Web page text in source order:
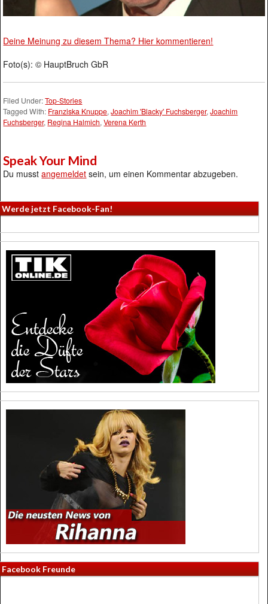
Deine Meinung zu diesem Thema? Hier kommentieren!
Foto(s): © HauptBruch GbR
Filed Under:Top-Stories
Tagged With: Franziska Knuppe,Joachim 'Blacky' Fuchsberger,Joachim
Fuchsberger, Regina Halmich,Verena Kerth
Speak Your Mind
Du musstangemeldet sein, um einen Kommentar abzugeben.
Werde jetzt Facebook-Fan!
Facebook Freunde